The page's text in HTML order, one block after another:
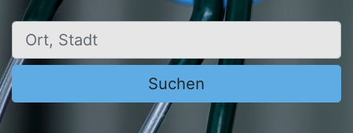
Ort, Stadt
Suchen